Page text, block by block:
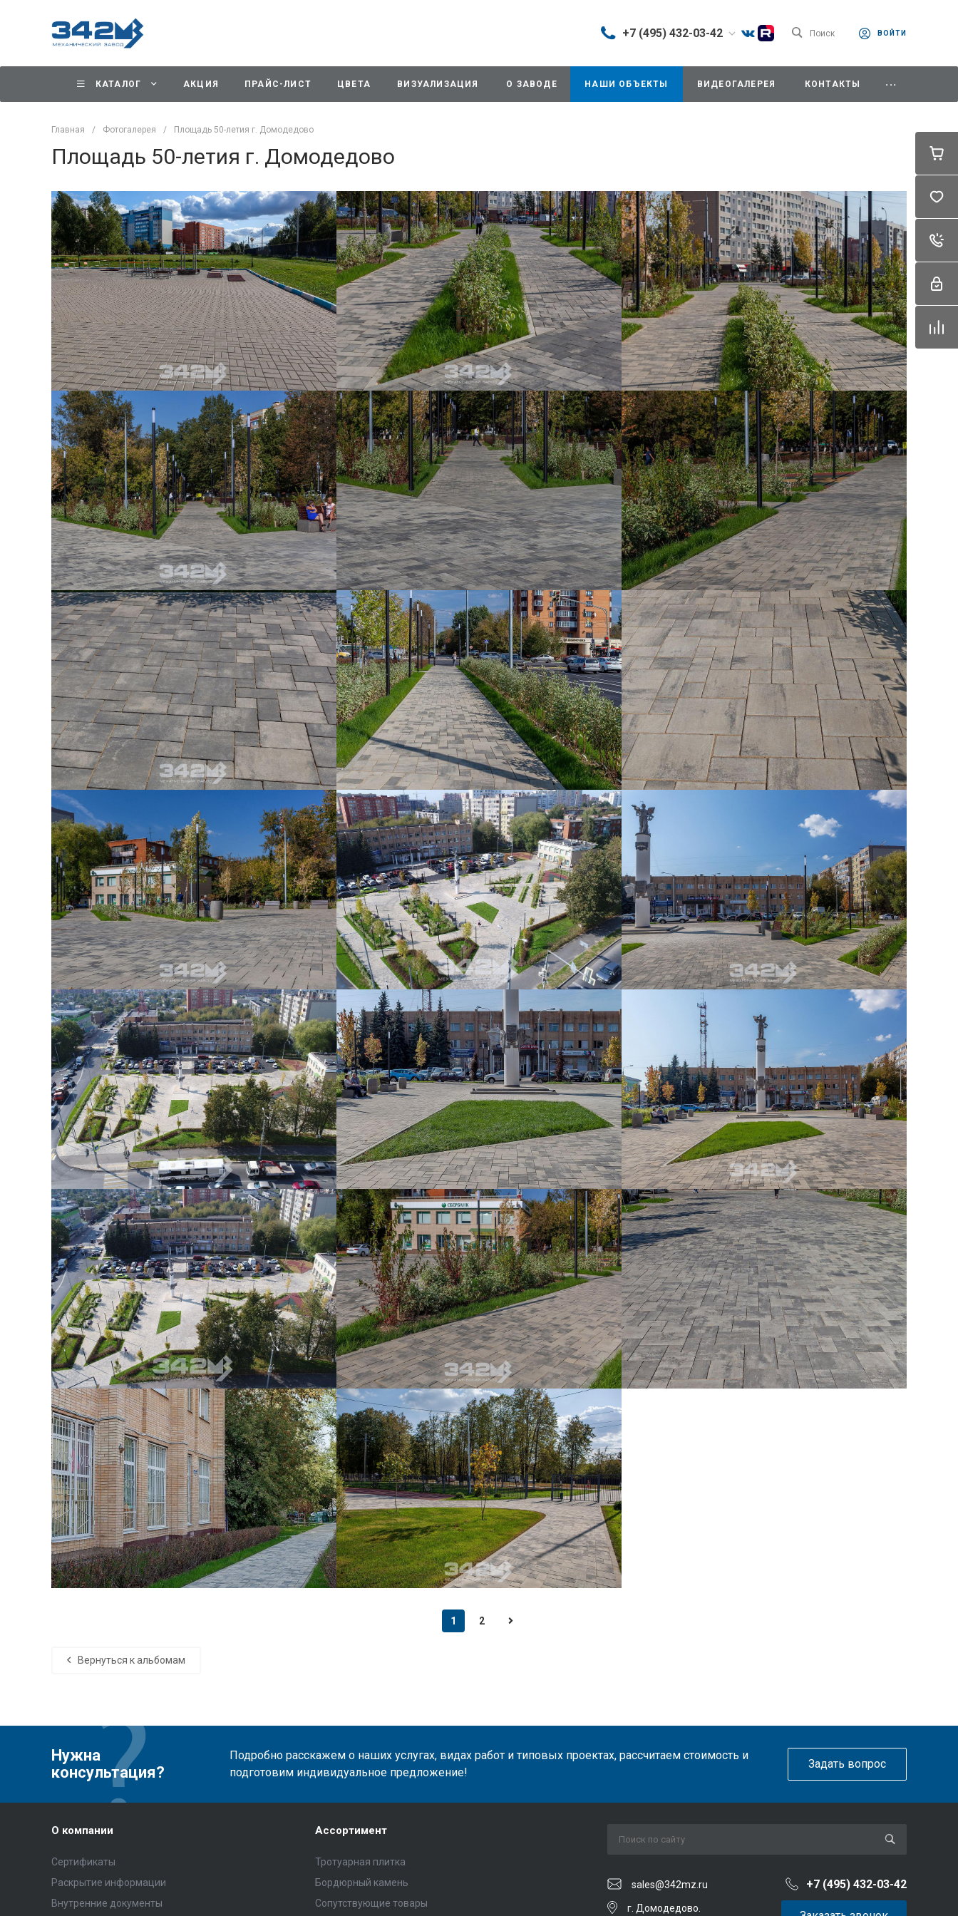
+7 (495) 432-03-42
+7 (495) 432-03-42
г. Домодедово. Отдел
д.11/10
+7 (495) 787-91-34
г. Домодедово. Секретарь,
ул.Промышленная, д.11/10
info@342mz.ru
+7 (495) 787-91-37
г. Домодедово. Отдел
снабжения,
ул.Промышленная, д.11/10
snab@342mz.ru
+7 (985) 096-13-87
г. Домодедово. Отдел
кадров, ул.Промышленная,
д.11/10
u.povarnitcyna@342mz.ru
+7 (964) 768-69-14
г. Домодедово.
Финансовый директор,
ул.Промышленная, д.11/10
info@342mz.ru
Поиск ВОЙТИ
КАТАЛОГ АКЦИЯ ПРАЙС-ЛИСТ ЦВЕТА ВИЗУАЛИЗАЦИЯ О ЗАВОДЕ НАШИ ОБЪЕКТЫ ВИДЕОГАЛЕРЕЯ КОНТАКТЫ ...
Главная / Фотогалерея / Площадь 50-летия г. Домодедово
Площадь 50-летия г. Домодедово
1 2
Вернуться к альбомам
Нужна
консультация?
Подробно расскажем о наших услугах, видах работ и типовых проектах, рассчитаем стоимость и
подготовим индивидуальное предложение!
Задать вопрос
О компании
Сертификаты
Раскрытие информации
Внутренние документы
Ассортимент
Тротуарная плитка
Бордюрный камень
Сопутствующие товары
sales@342mz.ru +7 (495) 432-03-42
г. Домодедово.